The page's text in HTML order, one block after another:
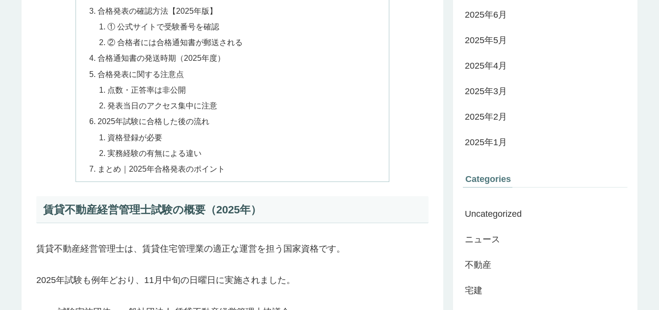
合格発表の確認方法【2025年版】
① 公式サイトで受験番号を確認
② 合格者には合格通知書が郵送される
合格通知書の発送時期（2025年度）
合格発表に関する注意点
点数・正答率は非公開
発表当日のアクセス集中に注意
2025年試験に合格した後の流れ
資格登録が必要
実務経験の有無による違い
まとめ｜2025年合格発表のポイント
賃貸不動産経営管理士試験の概要（2025年）
賃貸不動産経営管理士は、賃貸住宅管理業の適正な運営を担う国家資格です。
2025年試験も例年どおり、11月中旬の日曜日に実施されました。
2025年6月
2025年5月
2025年4月
2025年3月
2025年2月
2025年1月
Categories
Uncategorized
ニュース
不動産
宅建